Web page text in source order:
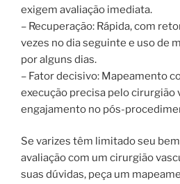
exigem avaliação imediata.
– Recuperação: Rápida, com
vezes no dia seguinte e uso de
por alguns dias.
– Fator decisivo: Mapeamento
execução precisa pelo cirurgião
engajamento no pós-
Se varizes têm limitado seu
avaliação com um cirurgião
suas dúvidas, peça um